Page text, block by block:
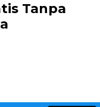
Tanpa